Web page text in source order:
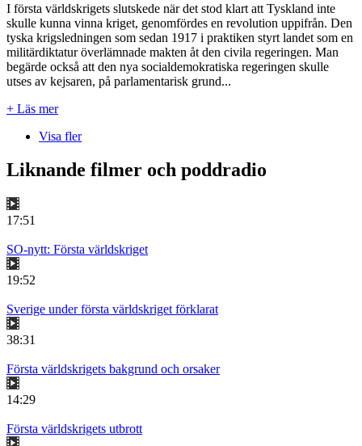
I första världskrigets slutskede när det stod klart att Tyskland inte
skulle kunna vinna kriget, genomfördes en revolution uppifrån. Den
tyska krigsledningen som sedan 1917 i praktiken styrt landet som en
militärdiktatur överlämnade makten åt den civila regeringen. Man
begärde också att den nya socialdemokratiska regeringen skulle
utses av kejsaren, på parlamentarisk grund...
+ Läs mer
Visa fler
Liknande filmer och poddradio
17:51
SO-nytt: Första världskriget
19:52
Sverige under första världskriget förklarat
38:31
Första världskrigets bakgrund och orsaker
14:29
Första världskrigets utbrott